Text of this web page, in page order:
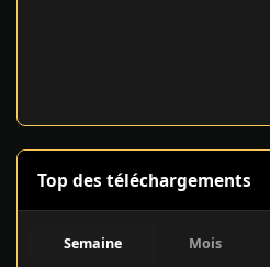
Top des téléchargements
Semaine Mois